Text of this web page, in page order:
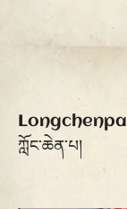
Longchenpa
ཀློང་ཆེན་པ།